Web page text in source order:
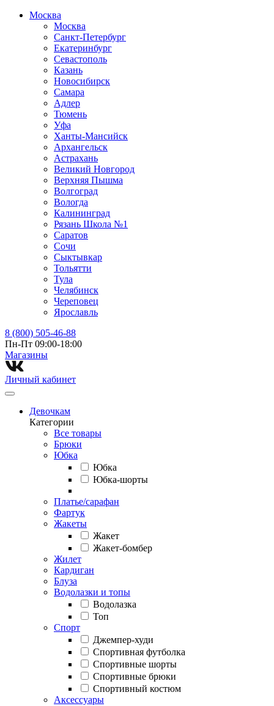
Москва
Москва
Санкт-Петербург
Екатеринбург
Севастополь
Казань
Новосибирск
Самара
Адлер
Тюмень
Уфа
Ханты-Мансийск
Архангельск
Астрахань
Великий Новгород
Верхняя Пышма
Волгоград
Вологда
Калининград
Рязань Школа №1
Саратов
Сочи
Сыктывкар
Тольятти
Тула
Челябинск
Череповец
Ярославль
8 (800) 505-46-88
Пн-Пт 09:00-18:00
Магазины⁠
Личный кабинет
Девочкам
Категории
Все товары
Брюки
Юбка
Юбка
Юбка-шорты
Платье/сарафан
Фартук
Жакеты
Жакет
Жакет-бомбер
Жилет
Кардиган
Блуза
Водолазки и топы
Водолазка
Топ
Спорт
Джемпер-худи
Спортивная футболка
Спортивные шорты
Спортивные брюки
Спортивный костюм
Аксессуары